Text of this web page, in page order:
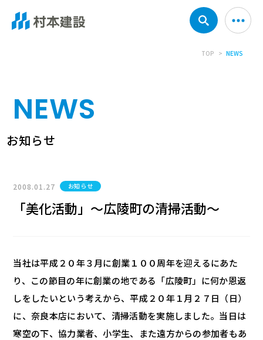
TOP NEWS
NEWS
お知らせ
2008.01.27 お知らせ
「美化活動」～広陵町の清掃活動～
当社は平成２０年３月に創業１００周年を迎えるにあた
り、この節目の年に創業の地である「広陵町」に何か恩返
しをしたいという考えから、平成２０年１月２７日（日）
に、奈良本店において、清掃活動を実施しました。当日は
寒空の下、協力業者、小学生、また遠方からの参加者もあ